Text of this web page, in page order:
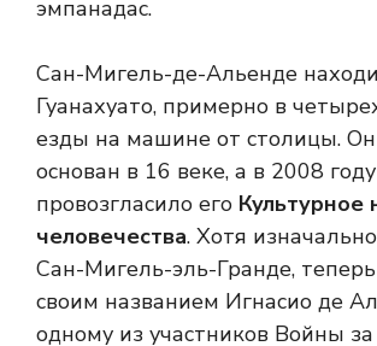
эмпанадас.
Сан-Мигель-де-Альенде
Гуанахуато, примерно в
езды на машине от столицы.
основан в 16 веке, а в 2008
провозгласило его Культурное
человечества. Хотя
Сан-Мигель-эль-Гранде,
своим названием Игнасио де
одному из участников Войны за